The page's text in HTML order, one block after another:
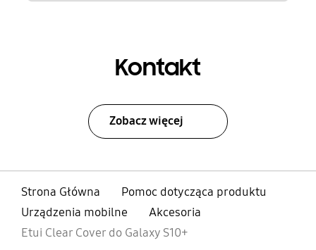
Kontakt
Zobacz więcej
Strona Główna
Pomoc dotycząca produktu
Urządzenia mobilne
Akcesoria
Etui Clear Cover do Galaxy S10+